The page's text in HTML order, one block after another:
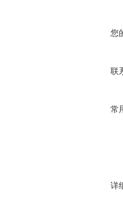
您
联
常
详